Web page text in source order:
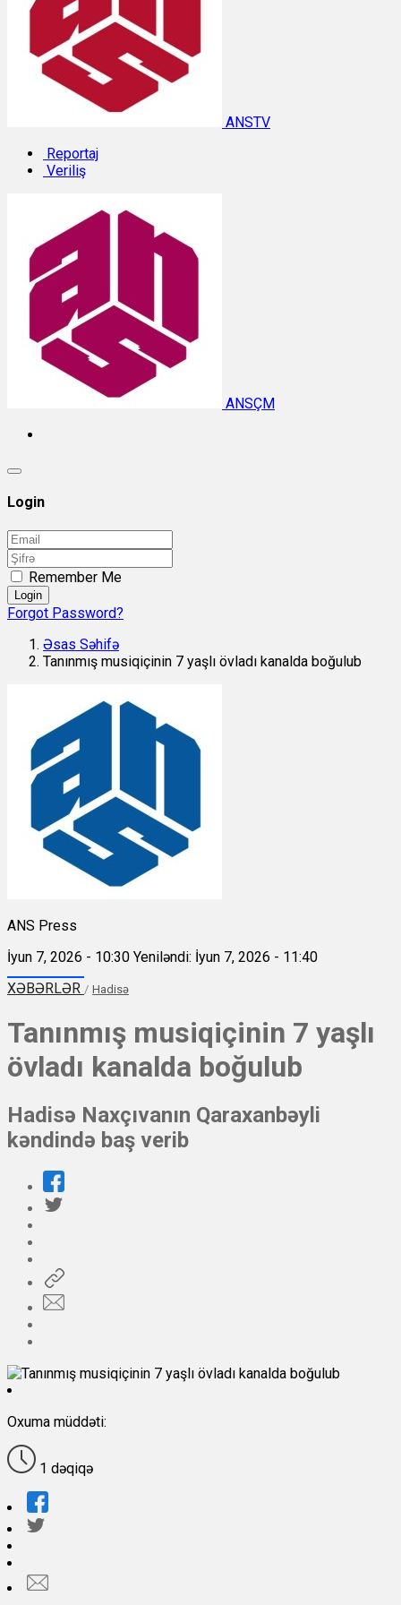
ANSTV
Reportaj
Veriliş
ANSÇM
Login
Remember Me
Login
Forgot Password?
Əsas Səhifə
Tanınmış musiqiçinin 7 yaşlı övladı kanalda boğulub
ANS Press
İyun 7, 2026 - 10:30 Yeniləndi: İyun 7, 2026 - 11:40
XƏBƏRLƏR / Hadisə
Tanınmış musiqiçinin 7 yaşlı
övladı kanalda boğulub
Hadisə Naxçıvanın Qaraxanbəyli
kəndində baş verib
Oxuma müddəti:
1 dəqiqə